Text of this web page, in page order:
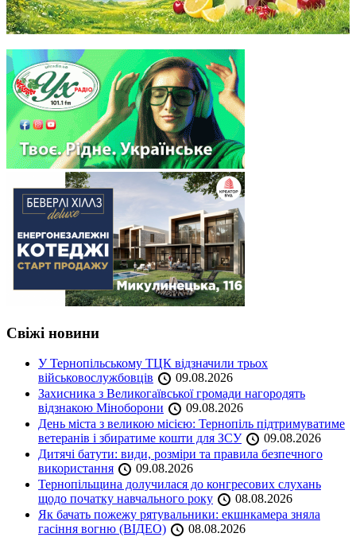
Свіжі новини
У Тернопільському ТЦК відзначили трьох
військовослужбовців
09.08.2026
Захисника з Великогаївської громади нагородять
відзнакою Міноборони
09.08.2026
День міста з великою місією: Тернопіль підтримуватиме
ветеранів і збиратиме кошти для ЗСУ
09.08.2026
Дитячі батути: види, розміри та правила безпечного
використання
09.08.2026
Тернопільщина долучилася до конгресових слухань
щодо початку навчального року
08.08.2026
Як бачать пожежу рятувальники: екшнкамера зняла
гасіння вогню (ВІДЕО)
08.08.2026